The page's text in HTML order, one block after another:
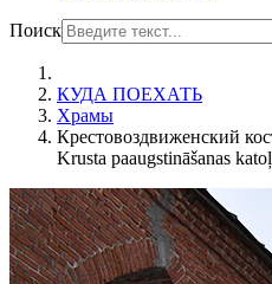
Поиск
КУДА ПОЕХАТЬ
Храмы
Крестовоздвиженский
Krusta paaugstināšanas